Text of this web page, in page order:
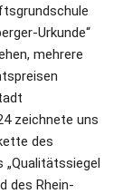
Urkunde“
mehrere
zeichnete uns
des
„Qualitätssiegel
des Rhein-